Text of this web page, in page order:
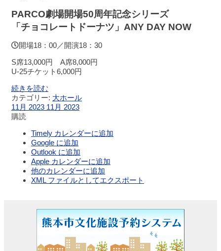
室
示
ロ
ビ
レ
ラ
ン・
カ
フ
ェ
設
PARCO劇場開場50周年記念シリーズ
「チョコレートドーナツ」ANY DAY NOW
開場18：00／開演18：30
S席13,000円 A席8,000円
U-25チケット6,000円
続きを読む
カテゴリー: 大ホール
11月 2023 11月 2023
購読
Timely カレンダーに追加
Google に追加
Outlook に追加
Apple カレンダーに追加
他のカレンダーに追加
XML ファイルとしてエクスポート